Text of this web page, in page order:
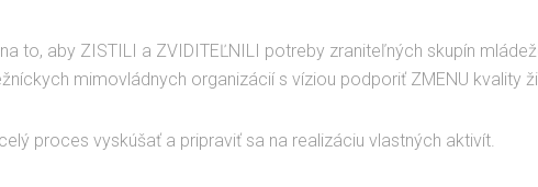
to, aby ZISTILI a ZVIDITEĽNILI potreby zraniteľných skupín
mimovládnych organizácií s víziou podporiť ZMENU kvality
proces vyskúšať a pripraviť sa na realizáciu vlastných aktivít.